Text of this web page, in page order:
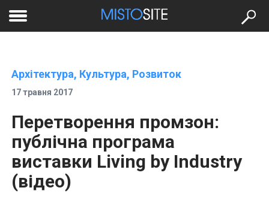
меню
Архітектура, Культура, Розвиток
17 травня 2017
Перетворення промзон:
публічна програма
виставки Living by Industry
(відео)